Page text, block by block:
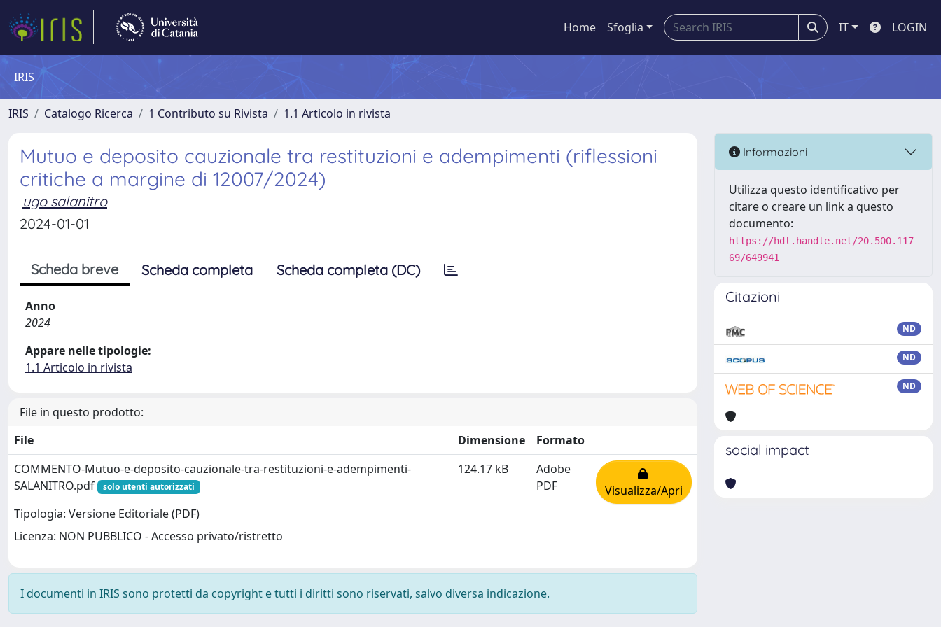
Home Sfoglia IT LOGIN
IRIS
IRIS Catalogo Ricerca 1 Contributo su Rivista 1.1 Articolo in rivista
Mutuo e deposito cauzionale tra restituzioni e adempimenti (riflessioni
critiche a margine di 12007/2024)
ugo salanitro
2024-01-01
Scheda breve Scheda completa Scheda completa (DC)
Anno
2024
Appare nelle tipologie:
1.1 Articolo in rivista
File in questo prodotto:
File
Dimensione
Formato
COMMENTO-Mutuo-e-deposito-cauzionale-tra-restituzioni-e-adempimenti-
SALANITRO.pdf
solo utenti autorizzati
Tipologia: Versione Editoriale (PDF)
Licenza: NON PUBBLICO - Accesso privato/ristretto
124.17 kB
Adobe
PDF
Visualizza/Apri
I documenti in IRIS sono protetti da copyright e tutti i diritti sono riservati, salvo diversa indicazione.
Informazioni
Utilizza questo identificativo per
citare o creare un link a questo
documento:
https://hdl.handle.net/20.500.117
69/649941
Citazioni
ND
ND
ND
social impact